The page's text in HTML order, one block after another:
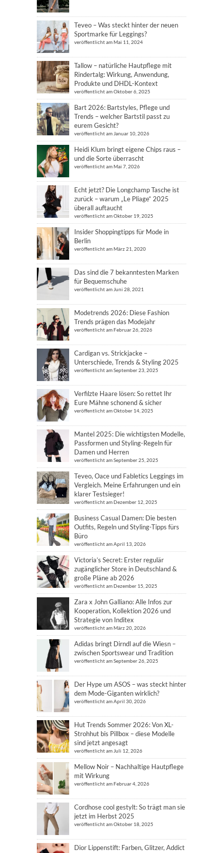
Teveo – Was steckt hinter der neuen
Sportmarke für Leggings?
veröffentlicht am Mai 11, 2024
Tallow – natürliche Hautpflege mit
Rindertalg: Wirkung, Anwendung,
Produkte und DHDL-Kontext
veröffentlicht am Oktober 6, 2025
Bart 2026: Bartstyles, Pflege und
Trends – welcher Bartstil passt zu
eurem Gesicht?
veröffentlicht am Januar 10, 2026
Heidi Klum bringt eigene Chips raus –
und die Sorte überrascht
veröffentlicht am Mai 7, 2026
Echt jetzt? Die Longchamp Tasche ist
zurück – warum „Le Pliage“ 2025
überall auftaucht
veröffentlicht am Oktober 19, 2025
Insider Shoppingtipps für Mode in
Berlin
veröffentlicht am März 21, 2020
Das sind die 7 bekanntesten Marken
für Bequemschuhe
veröffentlicht am Juni 28, 2021
Modetrends 2026: Diese Fashion
Trends prägen das Modejahr
veröffentlicht am Februar 26, 2026
Cardigan vs. Strickjacke –
Unterschiede, Trends & Styling 2025
veröffentlicht am September 23, 2025
Verfilzte Haare lösen: So rettet Ihr
Eure Mähne schonend & sicher
veröffentlicht am Oktober 14, 2025
Mantel 2025: Die wichtigsten Modelle,
Passformen und Styling-Regeln für
Damen und Herren
veröffentlicht am September 25, 2025
Teveo, Oace und Fabletics Leggings im
Vergleich. Meine Erfahrungen und ein
klarer Testsieger!
veröffentlicht am Dezember 12, 2025
Business Casual Damen: Die besten
Outfits, Regeln und Styling-Tipps fürs
Büro
veröffentlicht am April 13, 2026
Victoria’s Secret: Erster regulär
zugänglicher Store in Deutschland &
große Pläne ab 2026
veröffentlicht am Dezember 15, 2025
Zara x John Galliano: Alle Infos zur
Kooperation, Kollektion 2026 und
Strategie von Inditex
veröffentlicht am März 20, 2026
Adidas bringt Dirndl auf die Wiesn –
zwischen Sportswear und Tradition
veröffentlicht am September 26, 2025
Der Hype um ASOS – was steckt hinter
dem Mode-Giganten wirklich?
veröffentlicht am April 30, 2026
Hut Trends Sommer 2026: Von XL-
Strohhut bis Pillbox – diese Modelle
sind jetzt angesagt
veröffentlicht am Juli 12, 2026
Mellow Noir – Nachhaltige Hautpflege
mit Wirkung
veröffentlicht am Februar 4, 2026
Cordhose cool gestylt: So trägt man sie
jetzt im Herbst 2025
veröffentlicht am Oktober 18, 2025
Dior Lippenstift: Farben, Glitzer, Addict